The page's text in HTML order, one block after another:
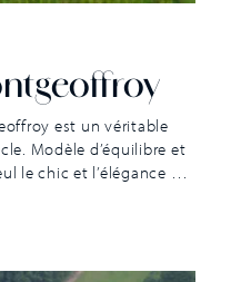
est un véritable
Modèle d’équilibre et
le chic et l’élégance de
descendants qui
aujourd’hui leur […]